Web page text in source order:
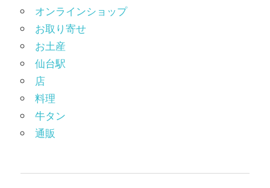
オンラインショップ
お取り寄せ
お土産
仙台駅
店
料理
牛タン
通販